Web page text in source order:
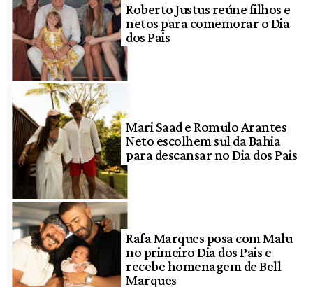
Roberto Justus reúne filhos e
netos para comemorar o Dia
dos Pais
Mari Saad e Romulo Arantes
Neto escolhem sul da Bahia
para descansar no Dia dos Pais
Rafa Marques posa com Malu
no primeiro Dia dos Pais e
recebe homenagem de Bell
Marques